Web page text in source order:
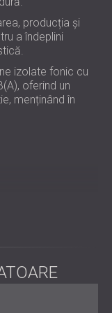
ACUSTICE
ȘI ACUSTICĂ
PENTRU
ȘI ACUSTICĂ
producția și
a îndeplini
izolate fonic cu
oferind un
menținând în
și nevoilor
metalice
a sunetului și
și funcționalitate